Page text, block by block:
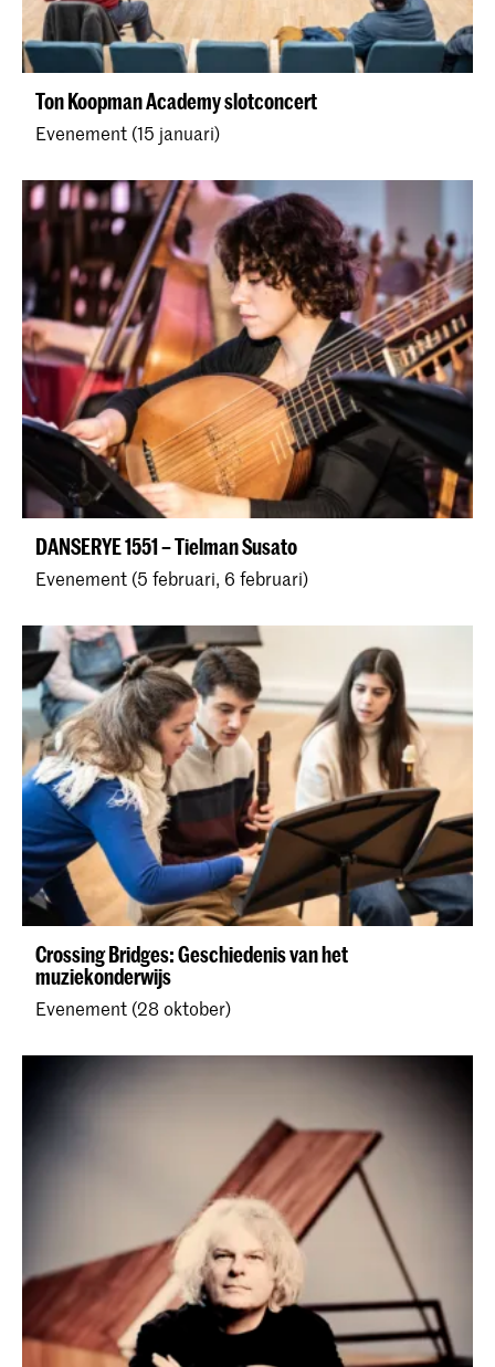
Ton Koopman Academy slotconcert
Evenement (15 januari)
DANSERYE 1551 – Tielman Susato
Evenement (5 februari, 6 februari)
Crossing Bridges: Geschiedenis van het
muziekonderwijs
Evenement (28 oktober)